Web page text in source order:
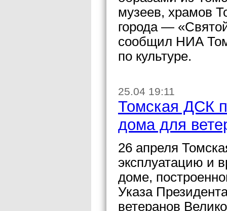
музеев, храмов
города —
сообщил НИА
по культуре.
25.04 19:11
Томская ДСК
дома для
26 апреля
эксплуатацию и
доме,
Указа
ветеранов